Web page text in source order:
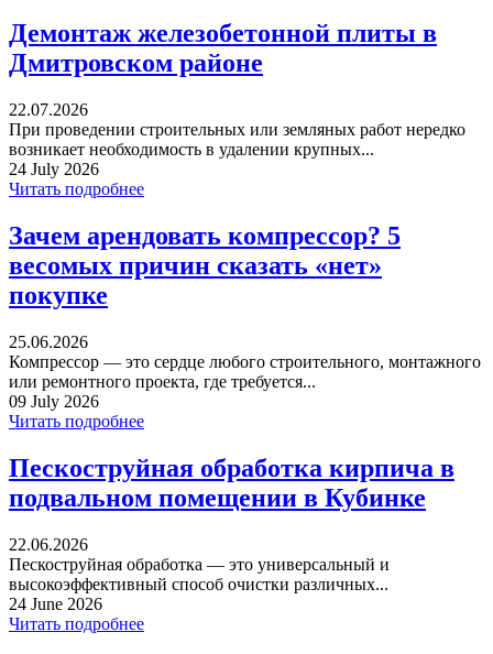
Демонтаж железобетонной плиты в
Дмитровском районе
22.07.2026
При проведении строительных или земляных работ нередко
возникает необходимость в удалении крупных...
24 July 2026
Читать подробнее
Зачем арендовать компрессор? 5
весомых причин сказать «нет»
покупке
25.06.2026
Компрессор — это сердце любого строительного, монтажного
или ремонтного проекта, где требуется...
09 July 2026
Читать подробнее
Пескоструйная обработка кирпича в
подвальном помещении в Кубинке
22.06.2026
Пескоструйная обработка — это универсальный и
высокоэффективный способ очистки различных...
24 June 2026
Читать подробнее